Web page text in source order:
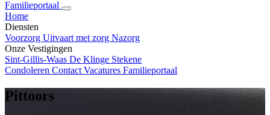
Familieportaal
Home
Diensten
Voorzorg Uitvaart met zorg Nazorg
Onze Vestigingen
Sint-Gillis-Waas De Klinge Stekene
Condoleren Contact Vacatures Familieportaal
Pittoors